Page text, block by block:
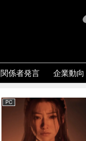
関係者発言 企業動向
PC